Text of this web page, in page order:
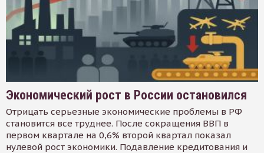
Экономический рост в России остановился
Отрицать серьезные экономические проблемы в РФ
становится все труднее. После сокращения ВВП в
первом квартале на 0,6% второй квартал показал
нулевой рост экономики. Подавление кредитования и